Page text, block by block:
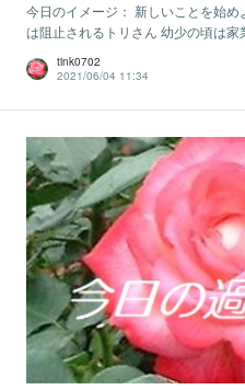
今日のイメージ： 新しいことを始
は阻止されるトリさん 幼少の頃は家
tink0702
2021/06/04 11:34